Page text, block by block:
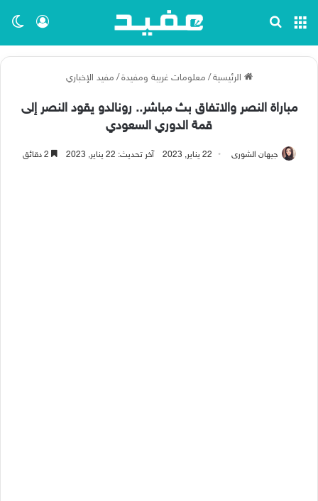
تسجيل القائمة
الرئيسية / معلومات غريبة ومفيدة / مفيد الإخباري
مباراة النصر والاتفاق بث مباشر.. رونالدو يقود النصر إلى
قمة الدوري السعودي
جيهان الشورى 22 يناير, 2023 آخر تحديث: 22 يناير, 2023